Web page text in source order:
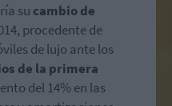
su cambio de
procedente de
de lujo ante los
de la primera
del 14% en las